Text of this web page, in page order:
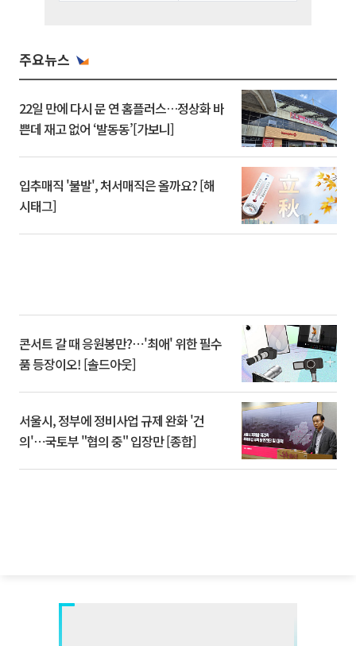
주요뉴스
22일 만에 다시 문 연 홈플러스…정상화 바
쁜데 재고 없어 ‘발동동’[가보니]
입추매직 '불발', 처서매직은 올까요? [해
시태그]
콘서트 갈 때 응원봉만?⋯'최애' 위한 필수
품 등장이오! [솔드아웃]
서울시, 정부에 정비사업 규제 완화 '건
의'⋯국토부 "협의 중" 입장만 [종합]